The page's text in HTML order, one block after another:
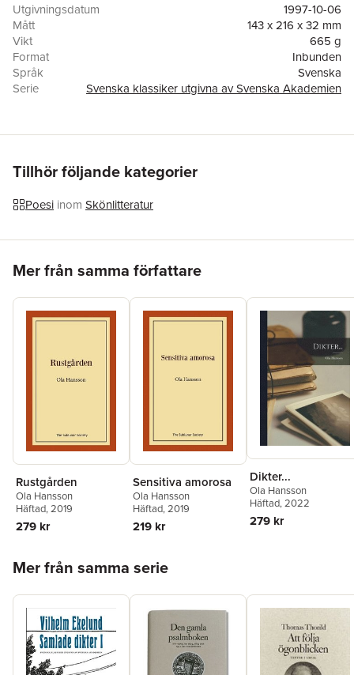
Utgivningsdatum
1997-10-06
Mått
143 x 216 x 32 mm
Vikt
665 g
Format
Inbunden
Språk
Svenska
Serie
Svenska klassiker utgivna av Svenska Akademien
Förlag
Norstedts
Miljömärkning
Tillhör följande kategorier
Poesi inom Skönlitteratur
Mer från samma författare
Rustgården
Ola Hansson
Häftad, 2019
279 kr
Sensitiva amorosa
Ola Hansson
Häftad, 2019
219 kr
Dikter...
Ola Hansson
Häftad, 2022
279 kr
Mer från samma serie